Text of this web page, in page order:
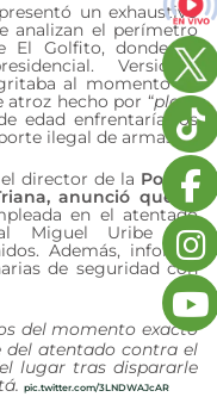
presentó un exhaustivo
analizan el perímetro
El Golfito, donde se
Versiones
al momento de
hecho por “plata
edad enfrentaría los
ilegal de armas.
director de la Policía
anunció que la
en el atentado
Miguel Uribe fue
Además, informó
de seguridad con
del momento exacto
del atentado contra el
lugar tras dispararle
pic.twitter.com/3LNDWAJcAR